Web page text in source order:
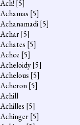
Ach! [5]
Achamas [5]
Achanamadi[5]
Achar[5]
Achates [5]
Achce [5]
Acheloidy[5]
Achelous [5]
Acheron[5]
Achill
Achilles [5]
Achinger[5]